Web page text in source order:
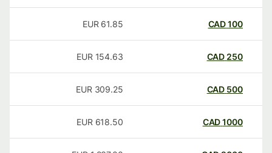
100
CAD
61.85
EUR
250
CAD
154.63
EUR
500
CAD
309.25
EUR
1000
CAD
618.50
EUR